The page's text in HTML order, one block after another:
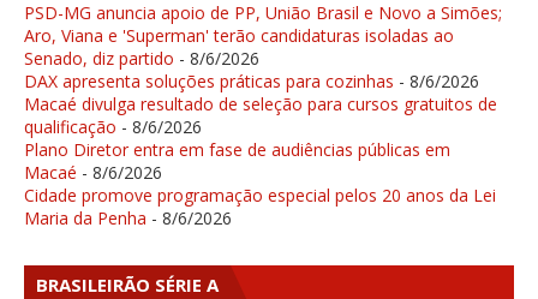
PSD-MG anuncia apoio de PP, União Brasil e Novo a Simões;
Aro, Viana e 'Superman' terão candidaturas isoladas ao
Senado, diz partido - 8/6/2026
DAX apresenta soluções práticas para cozinhas - 8/6/2026
Macaé divulga resultado de seleção para cursos gratuitos de
qualificação - 8/6/2026
Plano Diretor entra em fase de audiências públicas em
Macaé - 8/6/2026
Cidade promove programação especial pelos 20 anos da Lei
Maria da Penha - 8/6/2026
BRASILEIRÃO SÉRIE A